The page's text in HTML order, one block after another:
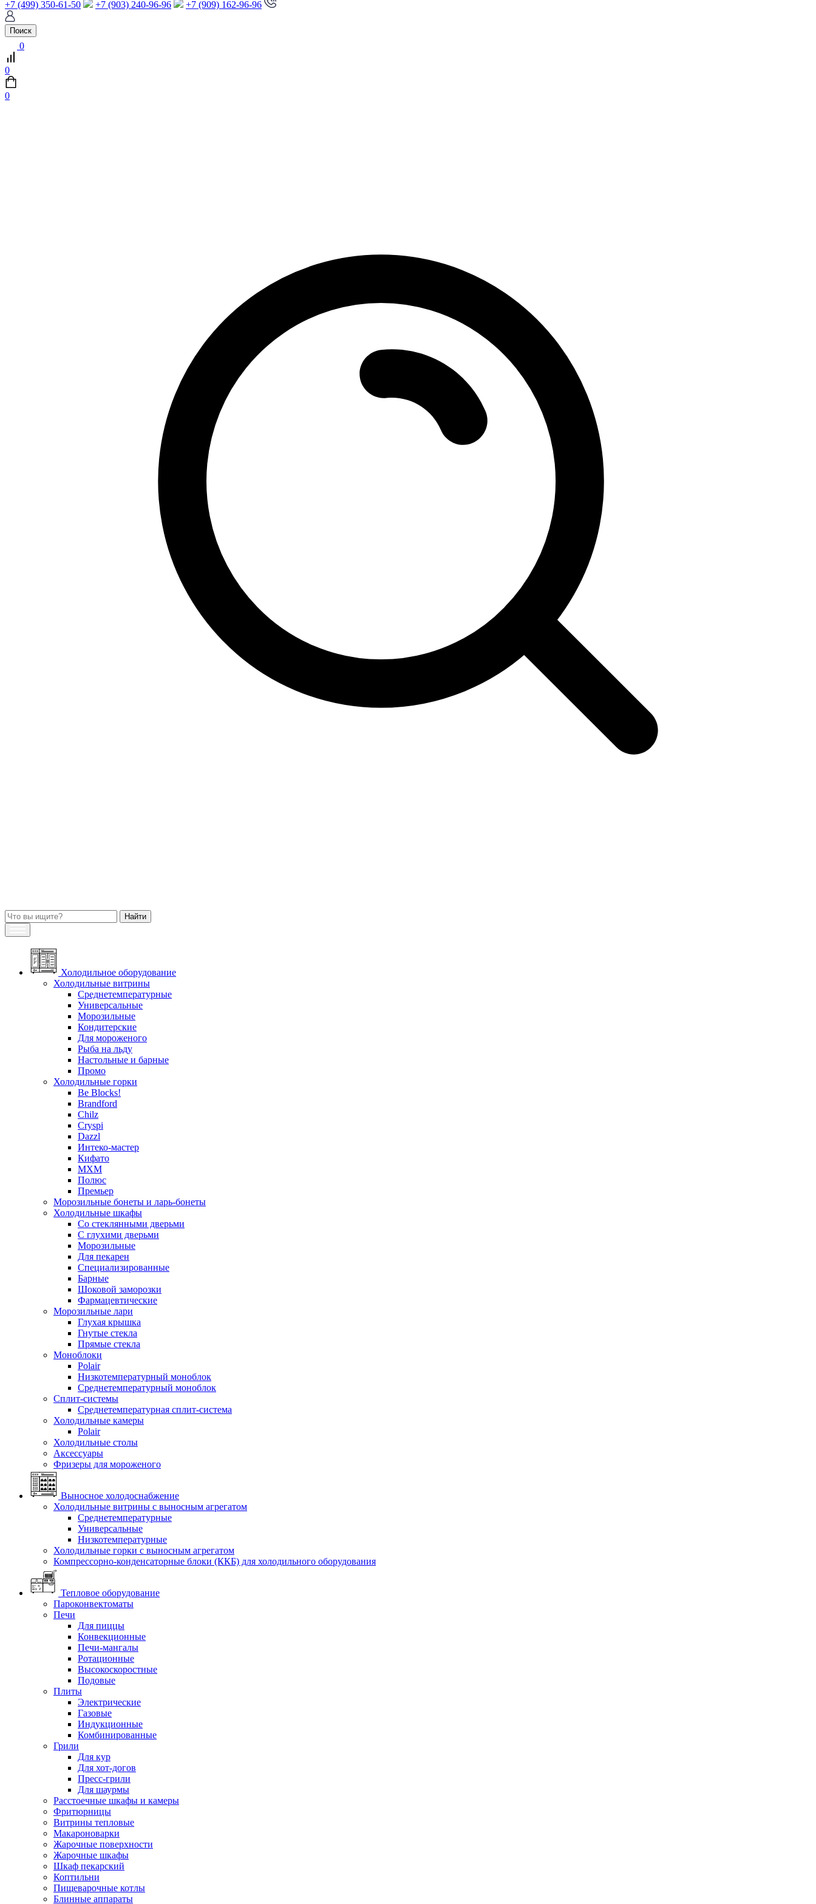
+7 (499) 350-61-50 +7 (903) 240-96-96 +7 (909) 162-96-96
Поиск
0
0
0
Холодильное оборудование
Холодильные витрины
Среднетемпературные
Универсальные
Морозильные
Кондитерские
Для мороженого
Рыба на льду
Настольные и барные
Промо
Холодильные горки
Be Blocks!
Brandford
Chilz
Cryspi
Dazzl
Интеко-мастер
Кифато
МХМ
Полюс
Премьер
Морозильные бонеты и ларь-бонеты
Холодильные шкафы
Со стеклянными дверьми
С глухими дверьми
Морозильные
Для пекарен
Специализированные
Барные
Шоковой заморозки
Фармацевтические
Морозильные лари
Глухая крышка
Гнутые стекла
Прямые стекла
Моноблоки
Polair
Низкотемпературный моноблок
Среднетемпературный моноблок
Сплит-системы
Среднетемпературная сплит-система
Холодильные камеры
Polair
Холодильные столы
Аксессуары
Фризеры для мороженого
Выносное холодоснабжение
Холодильные витрины с выносным агрегатом
Среднетемпературные
Универсальные
Низкотемпературные
Холодильные горки с выносным агрегатом
Компрессорно-конденсаторные блоки (ККБ) для холодильного оборудования
Тепловое оборудование
Пароконвектоматы
Печи
Для пиццы
Конвекционные
Печи-мангалы
Ротационные
Высокоскоростные
Подовые
Плиты
Электрические
Газовые
Индукционные
Комбинированные
Грили
Для кур
Для хот-догов
Пресс-грили
Для шаурмы
Расстоечные шкафы и камеры
Фритюрницы
Витрины тепловые
Макароноварки
Жарочные поверхности
Жарочные шкафы
Шкаф пекарский
Коптильни
Пищеварочные котлы
Блинные аппараты